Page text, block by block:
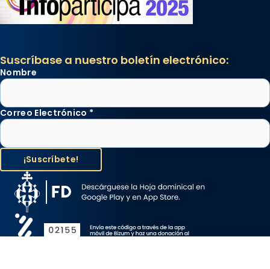
Suscríbase a nuestro boletín electrónico:
Nombre
Correo Electrónico *